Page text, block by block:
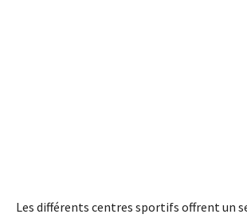
Les différents centres sportifs offrent un